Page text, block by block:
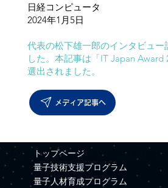
日経コンピュータ
​2024年1月5日
代表の松下雄一郎のインタビュー
した。本記事は「IT Japan Award
選出されました。
メディア記事へ
トップページ
量子技術支援プログラム
量子人材育成プログラム